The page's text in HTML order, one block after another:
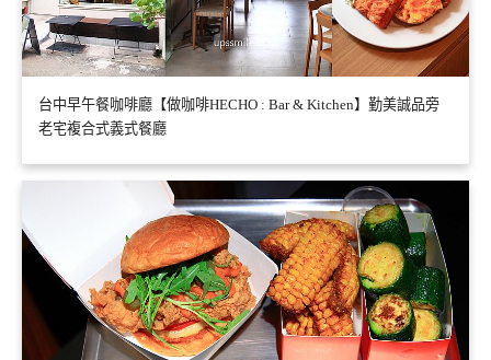
台中早午餐咖啡廳【做咖啡HECHO : Bar & Kitchen】勤美誠品旁
老宅複合式義式餐廳